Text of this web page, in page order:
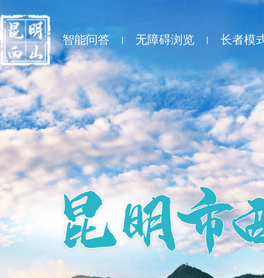
智能问答 | 无障碍浏览 | 长者模